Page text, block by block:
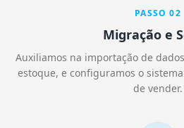
PASSO02
Migração e
Auxiliamos na importação de
estoque, e configuramos o
de vender.